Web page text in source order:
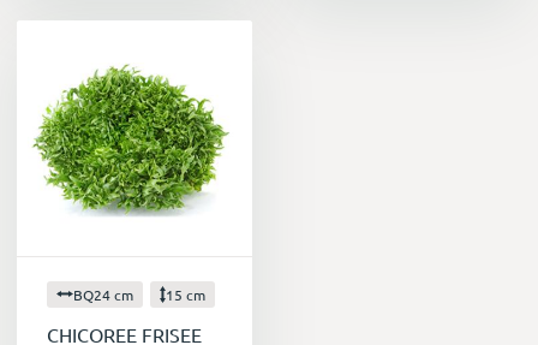
BQ24 cm 15 cm
CHICOREE FRISEE